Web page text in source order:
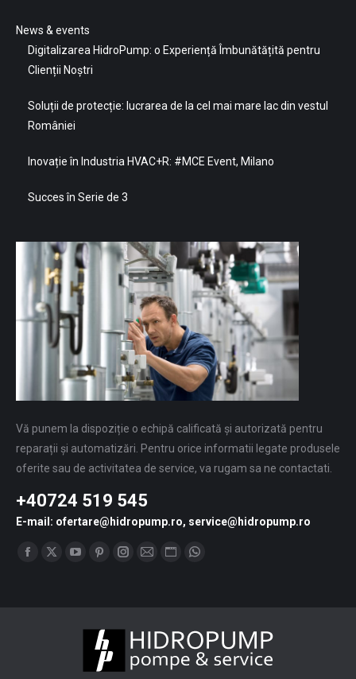
News & events
Digitalizarea HidroPump: o Experiență Îmbunătățită pentru
Clienții Noștri
Soluții de protecție: lucrarea de la cel mai mare lac din vestul
României
Inovație în Industria HVAC+R: #MCE Event, Milano
Succes în Serie de 3
Vă punem la dispoziție o echipă calificată și autorizată pentru
reparații și automatizări. Pentru orice informatii legate produsele
oferite sau de activitatea de service, va rugam sa ne contactati.
+40724 519 545
E-mail: ofertare@hidropump.ro, service@hidropump.ro
Find us on:
YouTube
new
window
Pinterest
new
window
Instagram
new
window
new
window
Website
new
window
Whatsapp
new
window